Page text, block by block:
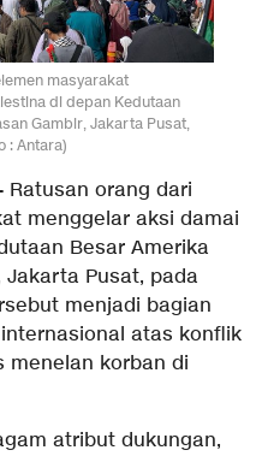
masyarakat
di depan Kedutaan
Gambir, Jakarta Pusat,
: Antara)
Ratusan orang dari
menggelar aksi damai
Besar Amerika
Pusat, pada
menjadi bagian
atas konflik
menelan korban di
atribut dukungan,